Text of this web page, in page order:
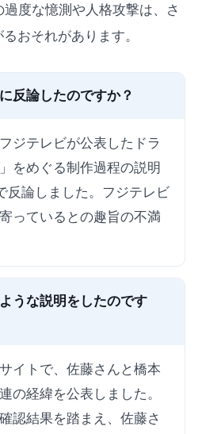
度な憶測や人格攻撃は、さ
おそれがあります。
反論したのですか？
ジテレビが公表したドラ
をめぐる制作過程の説明
反論しました。フジテレビ
っているとの趣旨の不満
うな説明をしたのです
イトで、佐藤さんと橋本
の経緯を公表しました。
認結果を踏まえ、佐藤さ